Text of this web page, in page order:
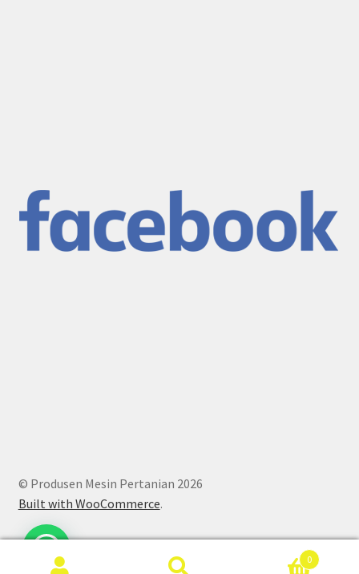
© Produsen Mesin Pertanian 2026
Built with WooCommerce.
0